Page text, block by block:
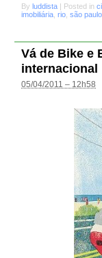
By luddista | Posted in
imobiliária rio são paulo
Vá de Bike e
internacional
05/04/2011 – 12h58